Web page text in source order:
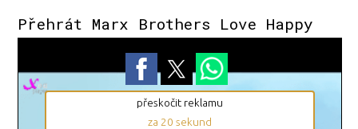
Přehrát Marx Brothers Love Happy
přeskočit reklamu
za 20 sekund